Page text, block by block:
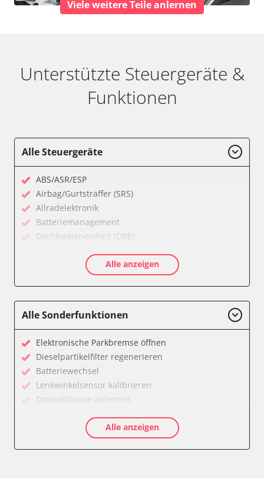
Viele weitere Teile anlernen
Unterstützte Steuergeräte &
Funktionen
Alle Steuergeräte
ABS/ASR/ESP
Airbag/Gurtstraffer (SRS)
Allradelektronik
Batteriemanagement
Dachbedieneinheit (DBE)
Feststellbremse (EPB / SBC)
Getriebesteuerung
Kombiinstrument
Motorsteuerung (EMS)
Reifendruckkontrolle (RDK)
Servolenkung
Sitzpositionsspeicher Fahrer
Start Authentifikation
Zentralelektronik
Zentralverriegelung
Alle anzeigen
Alle Sonderfunktionen
Elektronische Parkbremse öffnen
Dieselpartikelfilter regenerieren
Batteriewechsel
Lenkwinkelsensor kalibrieren
Drosselklappe anlernen
Luftmassenmesser anlernen
Elektronische Parkbremse kalibrieren
Alle anzeigen